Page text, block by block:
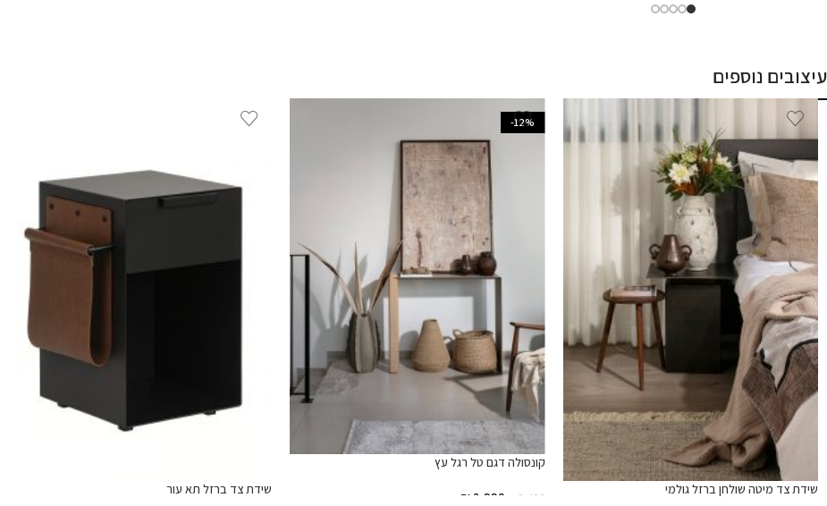
עיצובים נוספים
שידת צד מיטה שולחן ברזל גולמי
-12%
קונסולה דגם טל רגל עץ
3,400
₪2,990
שידת צד ברזל תא עור